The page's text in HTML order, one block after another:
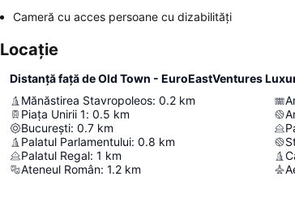
Cameră cu acces persoane cu dizabilități
Locație
Distanță față de Old Town - EuroEastVentures
Mănăstirea Stavropoleos: 0.2 km
Piața Unirii 1: 0.5 km
București: 0.7 km
Palatul Parlamentului: 0.8 km
Palatul Regal: 1 km
Ateneul Român: 1.2 km